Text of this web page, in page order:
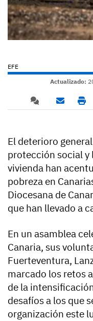
EFE
Actualizado:
El deterioro
protección social
vivienda han
pobreza en
Diocesana de
que han llevado a
En un asamblea
Canaria, sus
Fuerteventura,
marcado los retos
de la
desafíos a los que
organización este